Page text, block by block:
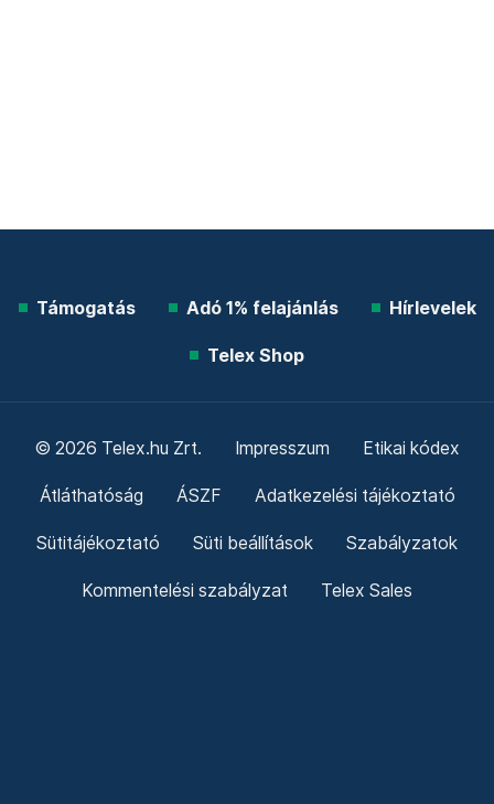
Támogatás Adó 1% felajánlás Hírlevelek
Telex Shop
© 2026 Telex.hu Zrt. Impresszum Etikai kódex
Átláthatóság ÁSZF Adatkezelési tájékoztató
Sütitájékoztató Süti beállítások Szabályzatok
Kommentelési szabályzat Telex Sales